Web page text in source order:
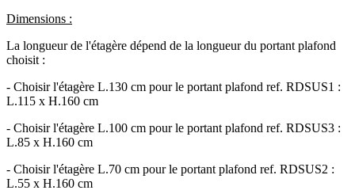
Dimensions :
La longueur de l'étagère dépend de la longueur du portant plafond
choisit :
- Choisir l'étagère L.130 cm pour le portant plafond ref. RDSUS1 :
L.115 x H.160 cm
- Choisir l'étagère L.100 cm pour le portant plafond ref. RDSUS3 :
L.85 x H.160 cm
- Choisir l'étagère L.70 cm pour le portant plafond ref. RDSUS2 :
L.55 x H.160 cm